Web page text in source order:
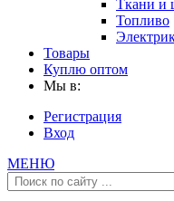
Ткани и
Топливо
Товары
Куплю оптом
Мы в:
Регистрация
Вход
МЕНЮ